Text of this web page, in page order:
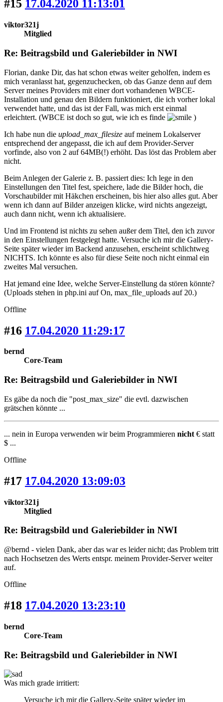
#15 17.04.2020 11:13:01
viktor321j
Mitglied
Re: Beitragsbild und Galeriebilder in NWI
Florian, danke Dir, das hat schon etwas weiter geholfen, indem es
mich veranlasst hat, gegenzuchecken, ob das Ganze denn auf dem
Server meines Providers mit einer dort vorhandenen WBCE-
Installation und genau den Bildern funktioniert, die ich vorher lokal
verwendet hatte, und das ist der Fall, was mich erst einmal
erleichtert. (WBCE ist doch so gut, wie ich es finde
)
Ich habe nun die upload_max_filesize auf meinem Lokalserver
entsprechend der angepasst, die ich auf dem Provider-Server
vorfinde, also von 2 auf 64MB(!) erhöht. Das löst das Problem aber
nicht.
Beim Anlegen der Galerie z. B. passiert dies: Ich lege in den
Einstellungen den Titel fest, speichere, lade die Bilder hoch, die
Vorschaubilder mit Häkchen erscheinen, bis hier also alles gut. Aber
wenn ich dann auf Bilder anzeigen klicke, wird nichts angezeigt,
auch dann nicht, wenn ich aktualisiere.
Und im Frontend ist nichts zu sehen außer dem Titel, den ich zuvor
in den Einstellungen festgelegt hatte. Versuche ich mir die Gallery-
Seite später wieder im Backend anzusehen, erscheint schlichtweg
NICHTS. Ich könnte es also für diese Seite noch nicht einmal ein
zweites Mal versuchen.
Hat jemand eine Idee, welche Server-Einstellung da stören könnte?
(Uploads stehen in php.ini auf On, max_file_uploads auf 20.)
Offline
#16 17.04.2020 11:29:17
bernd
Core-Team
Re: Beitragsbild und Galeriebilder in NWI
Es gäbe da noch die "post_max_size" die evtl. dazwischen
grätschen könnte ...
... nein in Europa verwenden wir beim Programmieren nicht € statt
$ ...
Offline
#17 17.04.2020 13:09:03
viktor321j
Mitglied
Re: Beitragsbild und Galeriebilder in NWI
@bernd - vielen Dank, aber das war es leider nicht; das Problem tritt
nach Hochsetzen des Werts entspr. meinem Provider-Server weiter
auf.
Offline
#18 17.04.2020 13:23:10
bernd
Core-Team
Re: Beitragsbild und Galeriebilder in NWI
Was mich grade irritiert:
Versuche ich mir die Gallery-Seite später wieder im